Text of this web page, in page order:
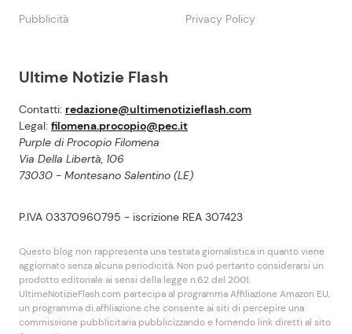
Ultime Notizie Flash
Contatti: redazione@ultimenotizieflash.com
Legal: filomena.procopio@pec.it
Purple di Procopio Filomena
Via Della Libertà, 106
73030 - Montesano Salentino (LE)
P.IVA 03370960795 - iscrizione REA 307423
Questo blog non rappresenta una testata giornalistica in quanto viene
aggiornato senza alcuna periodicità. Non puó pertanto considerarsi un
prodotto editoriale ai sensi della legge n.62 del 2001.
UltimeNotizieFlash.com partecipa al programma Affiliazione Amazon EU,
un programma di affiliazione che consente ai siti di percepire una
commissione pubblicitaria pubblicizzando e fornendo link diretti al sito
Pubblicità Privacy Policy